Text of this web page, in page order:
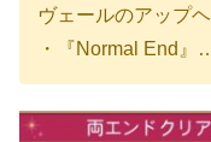
ヴェールのアップ
・『Normal End』